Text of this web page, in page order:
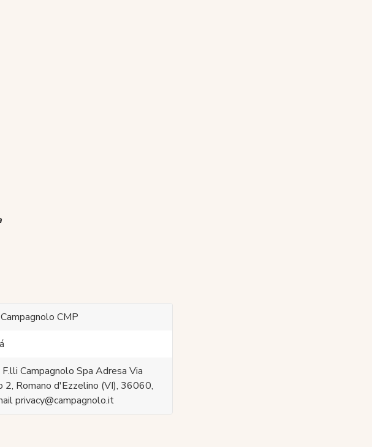
CMP
F.lli Campagnolo Spa Adresa Via
2, Romano d'Ezzelino (VI), 36060,
privacy@campagnolo.it